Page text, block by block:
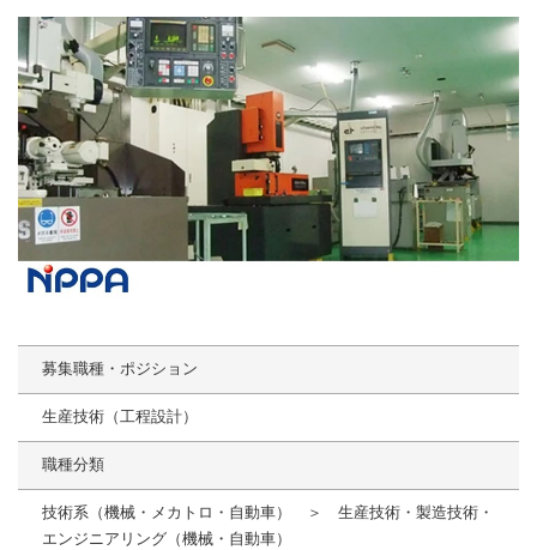
募集職種・ポジション
生産技術（工程設計）
職種分類
技術系（機械・メカトロ・自動車） ＞ 生産技術・製造技術・
エンジニアリング（機械・自動車）